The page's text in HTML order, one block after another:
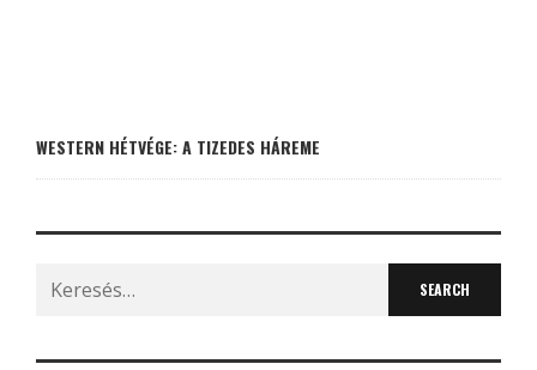
WESTERN HÉTVÉGE: A TIZEDES HÁREME
Search
for: